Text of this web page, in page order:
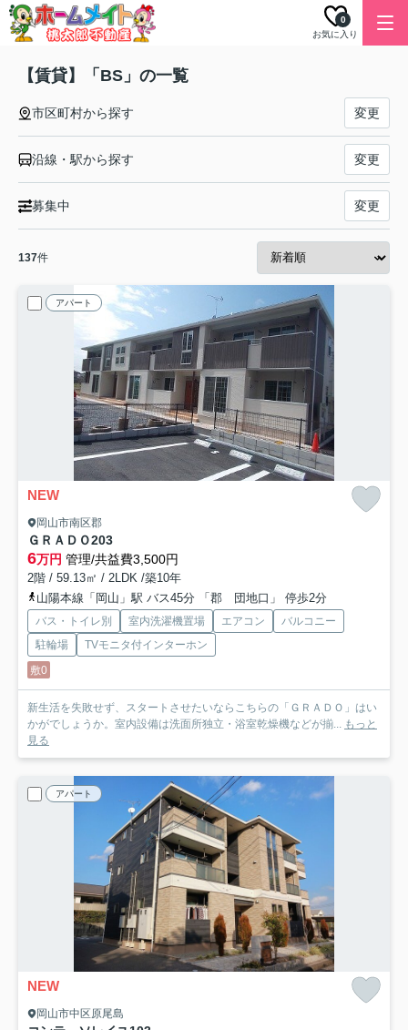
お気に入り
0
【賃貸】「BS」の一覧
市区町村から探す 変更
沿線・駅から探す 変更
募集中 変更
137件
アパート
NEW
岡山市南区郡
ＧＲＡＤＯ203
6万円 管理/共益費3,500円
2階 / 59.13㎡ / 2LDK /築10年
山陽本線「岡山」駅 バス45分 「郡 団地口」 停歩2分
バス・トイレ別 室内洗濯機置場 エアコン
バルコニー
駐輪場
TVモニタ付インターホン
敷0
新生活を失敗せず、スタートさせたいならこちらの「ＧＲＡＤＯ」はい
かがでしょうか。室内設備は洗面所独立・浴室乾燥機などが揃... もっと
見る
アパート
NEW
岡山市中区原尾島